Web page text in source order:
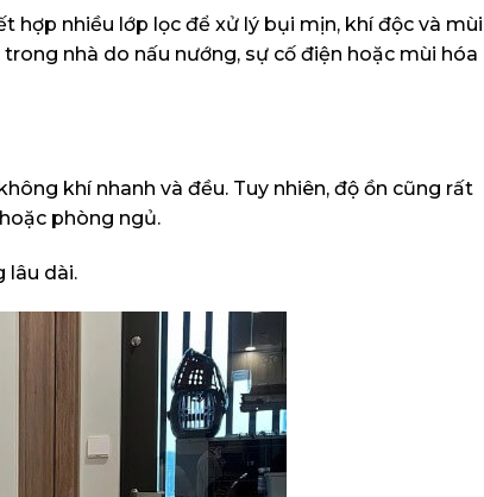
hợp nhiều lớp lọc để xử lý bụi mịn, khí độc và mùi
nhà do nấu nướng, sự cố điện hoặc mùi hóa
khí nhanh và đều. Tuy nhiên, độ ồn cũng rất
phòng ngủ.
lâu dài.